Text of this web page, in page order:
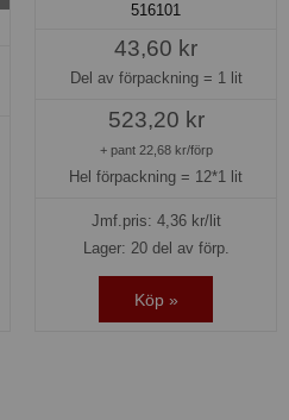
516101
43,60 kr
Del av förpackning = 1 lit
523,20 kr
+ pant 22,68 kr/förp
Hel förpackning = 12*1 lit
Jmf.pris: 4,36kr/lit
Lager: 20 del av förp.
Köp »